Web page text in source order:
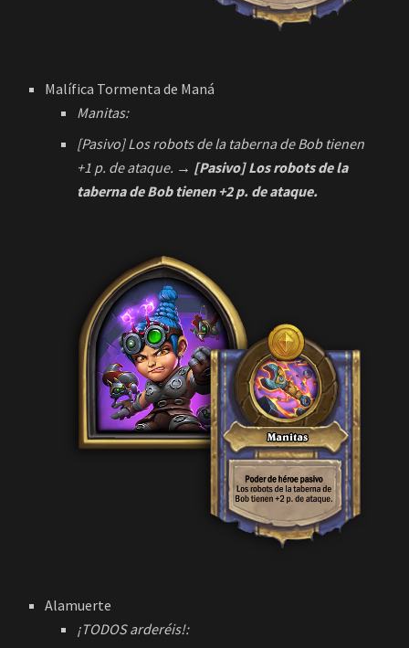
Manitas:
[Pasivo] Los robots de la taberna de Bob tienen
+1 p. de ataque.→ [Pasivo]Los robots de la
taberna de Bob tienen +2 p. de ataque.
¡TODOS arderéis!:
[Pasivo] Todos los esbirros tienen +3 p. de